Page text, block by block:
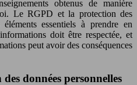
obtenus de manière
Le RGPD et la protection des
essentiels à prendre en
doit être respectée, et
peut avoir des conséquences
données personnelles